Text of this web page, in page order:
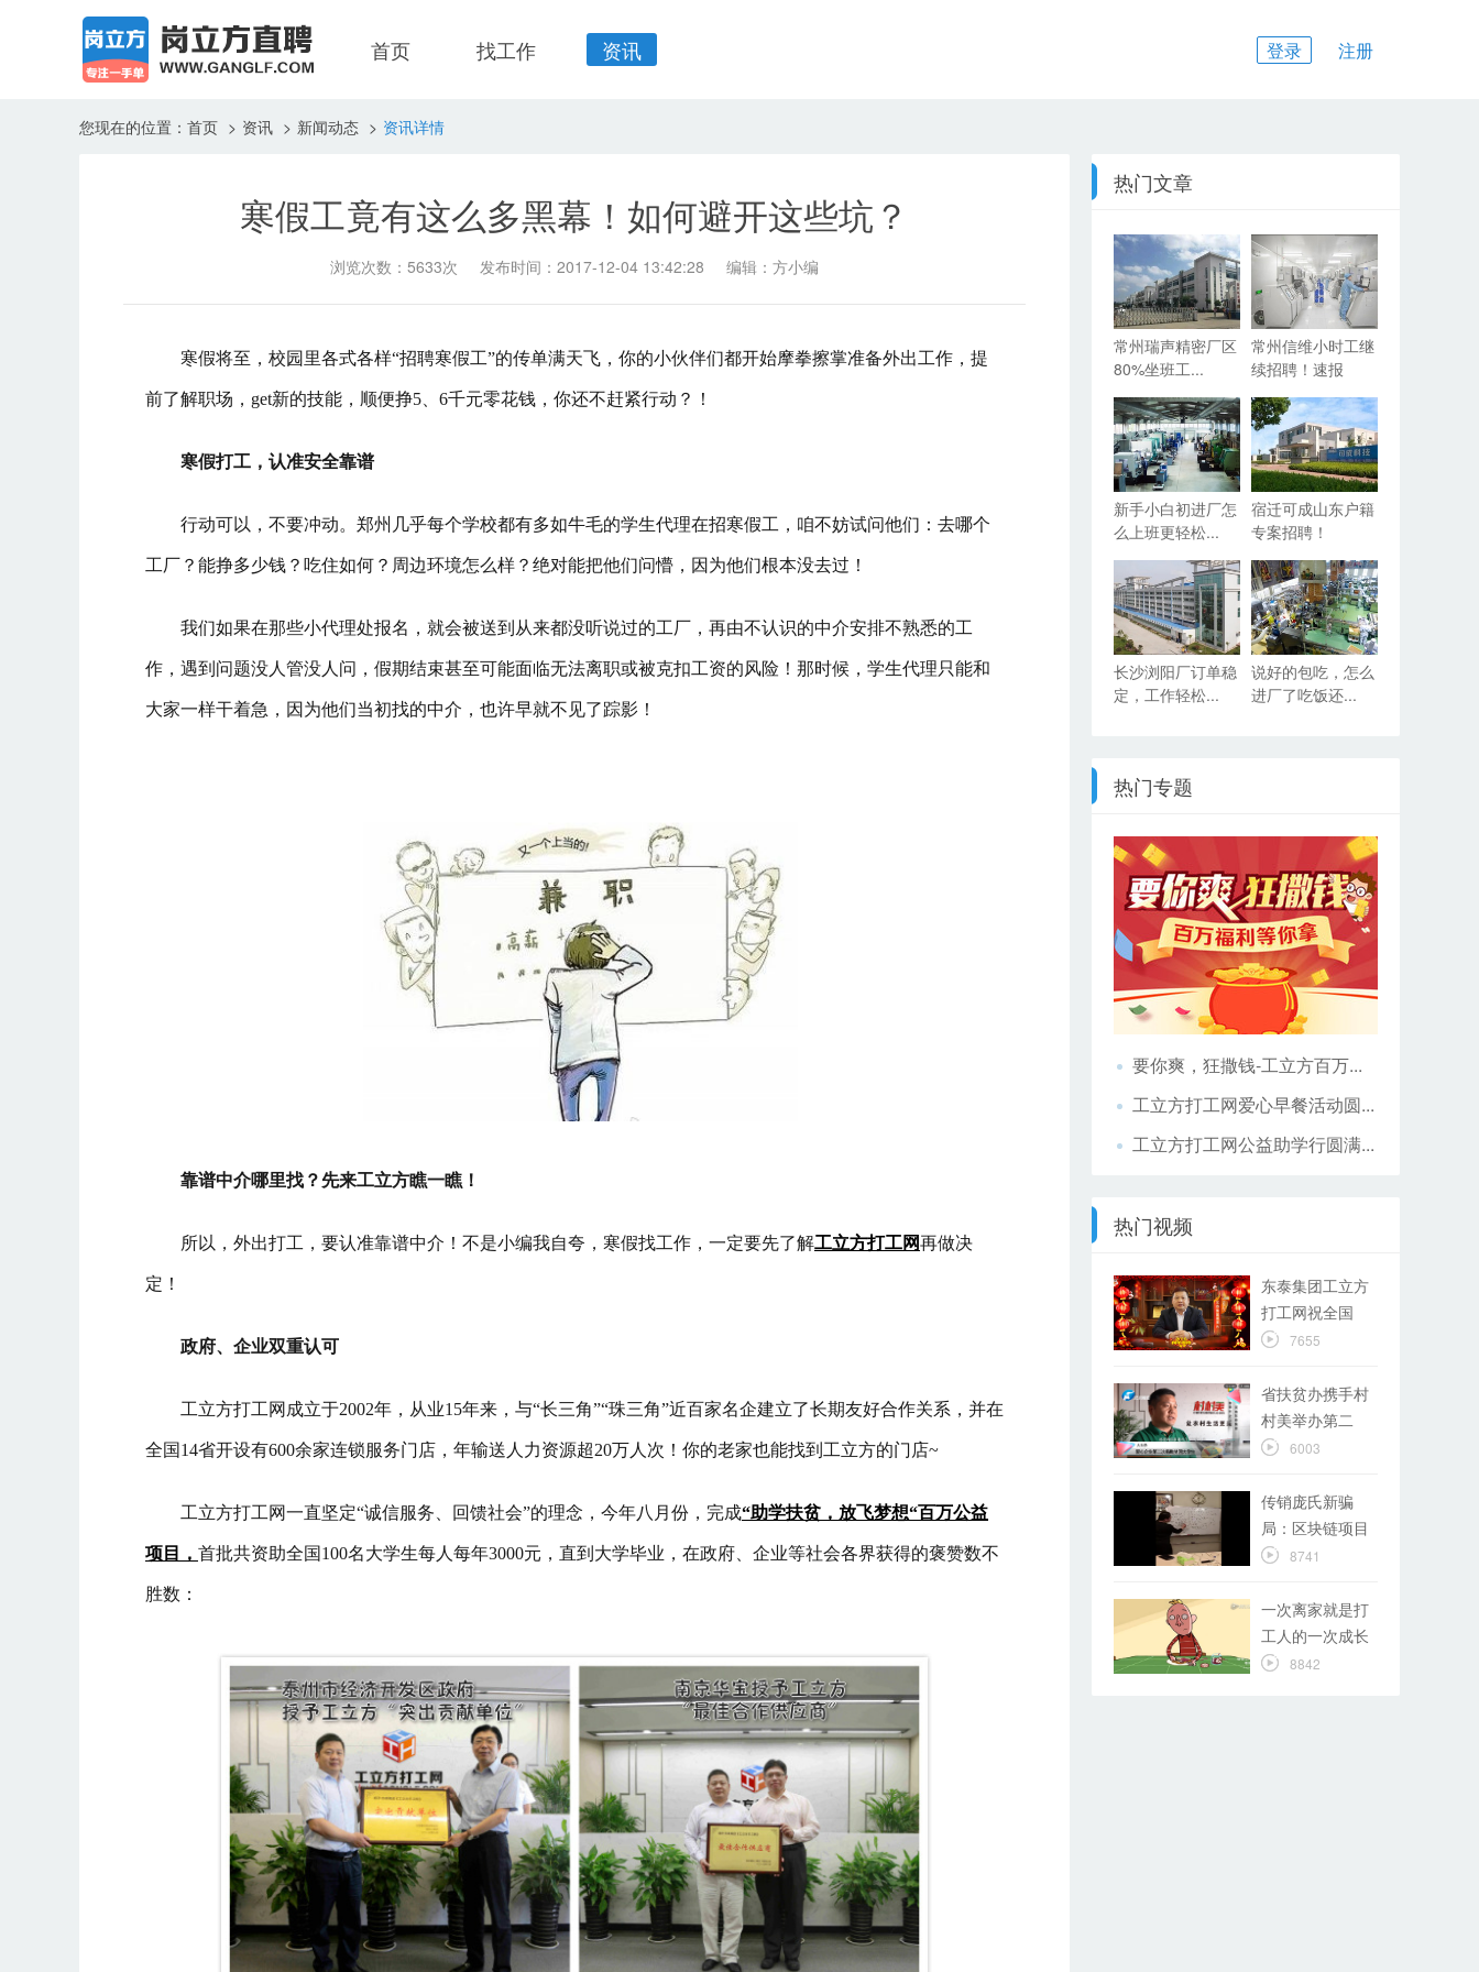
首页 找工作 资讯 登录 注册
您现在的位置： 首页 > 资讯 > 新闻动态 > 资讯详情
寒假工竟有这么多黑幕！如何避开这些坑？
浏览次数：5633次 发布时间：2017-12-04 13:42:28 编辑：方小编
寒假将至，校园里各式各样“招聘寒假工”的传单满天飞，你的小伙伴们都开始摩拳擦掌准备外出工作，提
前了解职场，get新的技能，顺便挣5、6千元零花钱，你还不赶紧行动？！
寒假打工，认准安全靠谱
行动可以，不要冲动。郑州几乎每个学校都有多如牛毛的学生代理在招寒假工，咱不妨试问他们：去哪个
工厂？能挣多少钱？吃住如何？周边环境怎么样？绝对能把他们问懵，因为他们根本没去过！
我们如果在那些小代理处报名，就会被送到从来都没听说过的工厂，再由不认识的中介安排不熟悉的工
作，遇到问题没人管没人问，假期结束甚至可能面临无法离职或被克扣工资的风险！那时候，学生代理只能和
大家一样干着急，因为他们当初找的中介，也许早就不见了踪影！
靠谱中介哪里找？先来工立方瞧一瞧！
所以，外出打工，要认准靠谱中介！不是小编我自夸，寒假找工作，一定要先了解工立方打工网再做决
定！
政府、企业双重认可
工立方打工网成立于2002年，从业15年来，与“长三角”“珠三角”近百家名企建立了长期友好合作关系，并在
全国14省开设有600余家连锁服务门店，年输送人力资源超20万人次！你的老家也能找到工立方的门店~
工立方打工网一直坚定“诚信服务、回馈社会”的理念，今年八月份，完成“助学扶贫，放飞梦想“百万公益
项目 ， 首批共资助全国100名大学生每人每年3000元，直到大学毕业，在政府、企业等社会各界获得的褒赞数不
胜数：
热门文章
常州瑞声精密厂区
80%坐班工...
常州信维小时工继
续招聘！速报
新手小白初进厂怎
么上班更轻松...
宿迁可成山东户籍
专案招聘！
长沙浏阳厂订单稳
定，工作轻松...
说好的包吃，怎么
进厂了吃饭还...
热门专题
要你爽，狂撒钱-工立方百万...
工立方打工网爱心早餐活动圆...
工立方打工网公益助学行圆满...
热门视频
东泰集团工立方
打工网祝全国
朋... 7655
省扶贫办携手村
村美举办第二
届... 6003
传销庞氏新骗
局：区块链项目
8741
一次离家就是打
工人的一次成长
8842